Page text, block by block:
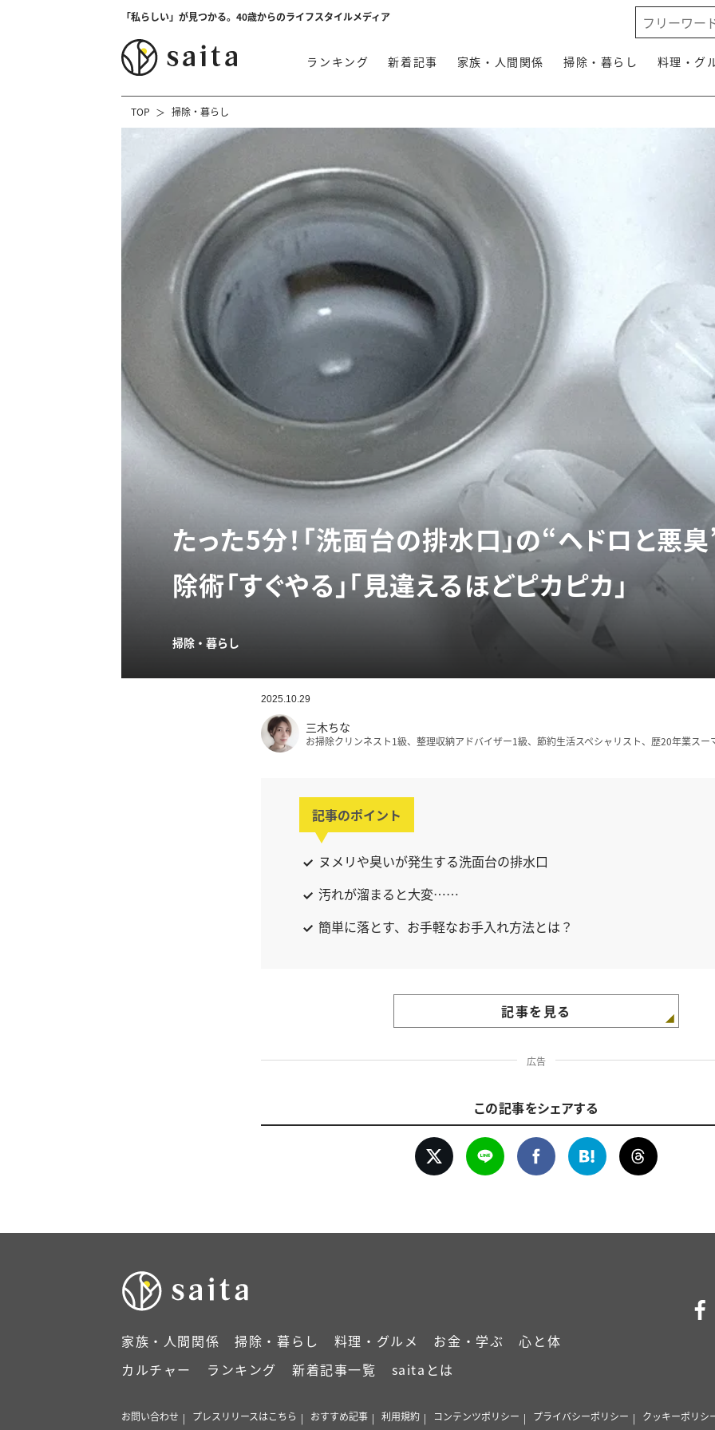
「私らしい」が見つかる。40歳からのライフスタイルメディア
ランキング 新着記事 家族・人間関係 掃除・暮らし 料理・グ
TOP 掃除・暮らし
たった5分！「洗面台の排水口」の“ヘドロと悪
除術「すぐやる」「見違えるほどピカピカ」
掃除・暮らし
2025.10.29
三木ちな
お掃除クリンネスト1級、整理収納アドバイザー1級、節約生活スペシャリスト、歴20年業スー
記事のポイント
ヌメリや臭いが発生する洗面台の排水口
汚れが溜まると大変……
簡単に落とす、お手軽なお手入れ方法とは？
記事を見る
広告
この記事をシェアする
家族・人間関係 掃除・暮らし 料理・グルメ お金・学ぶ
心と体
カルチャー
ランキング 新着記事一覧 saitaとは
お問い合わせ プレスリリースはこちら おすすめ記事 利用規約 コンテンツポリシー プライバシーポリシー クッキーポリシ